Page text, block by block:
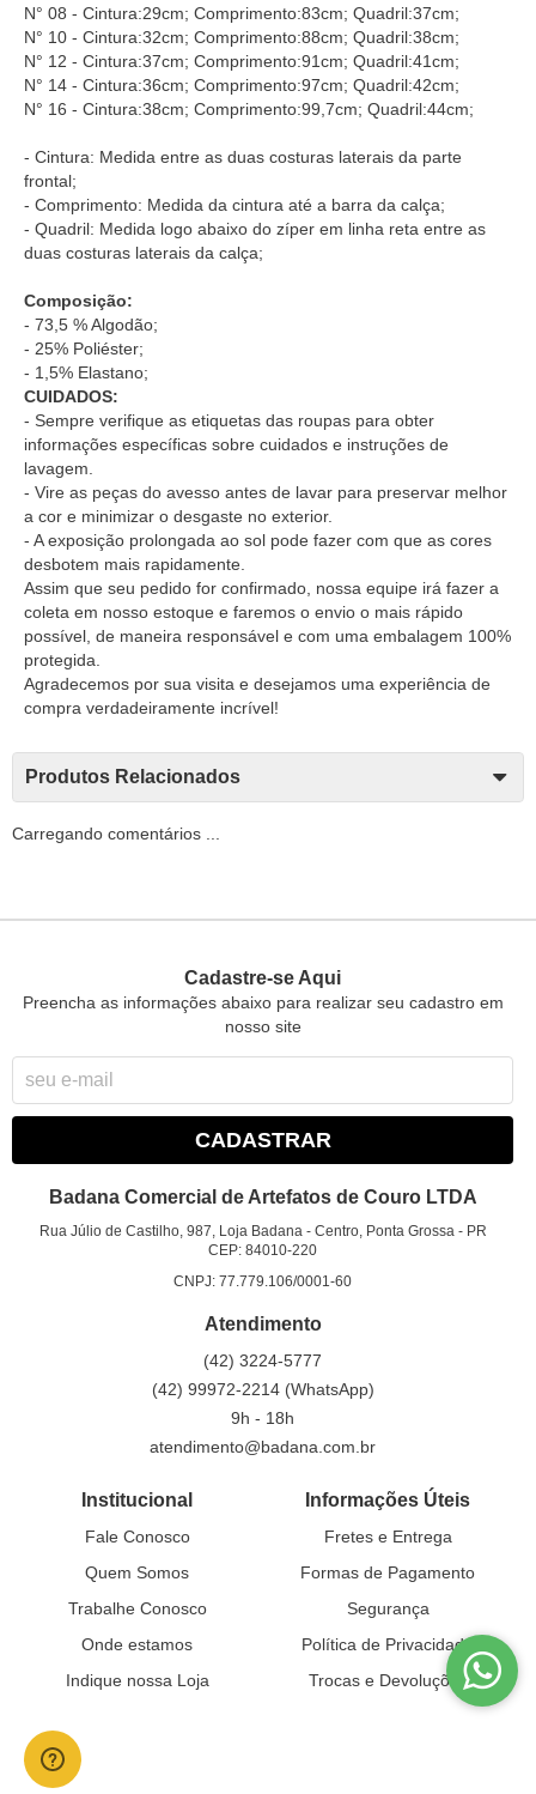
N° 08 - Cintura:29cm; Comprimento:83cm; Quadril:37cm;
N° 10 - Cintura:32cm; Comprimento:88cm; Quadril:38cm;
N° 12 - Cintura:37cm; Comprimento:91cm; Quadril:41cm;
N° 14 - Cintura:36cm; Comprimento:97cm; Quadril:42cm;
N° 16 - Cintura:38cm; Comprimento:99,7cm; Quadril:44cm;
- Cintura: Medida entre as duas costuras laterais da parte
frontal;
- Comprimento: Medida da cintura até a barra da calça;
- Quadril: Medida logo abaixo do zíper em linha reta entre as
duas costuras laterais da calça;
Composição:
- 73,5 % Algodão;
- 25% Poliéster;
- 1,5% Elastano;
CUIDADOS:
- Sempre verifique as etiquetas das roupas para obter
informações específicas sobre cuidados e instruções de
lavagem.
- Vire as peças do avesso antes de lavar para preservar melhor
a cor e minimizar o desgaste no exterior.
- A exposição prolongada ao sol pode fazer com que as cores
desbotem mais rapidamente.
Assim que seu pedido for confirmado, nossa equipe irá fazer a
coleta em nosso estoque e faremos o envio o mais rápido
possível, de maneira responsável e com uma embalagem 100%
protegida.
Agradecemos por sua visita e desejamos uma experiência de
compra verdadeiramente incrível!
Produtos Relacionados
Carregando comentários ...
Cadastre-se Aqui
Preencha as informações abaixo para realizar seu cadastro em
nosso site
CADASTRAR
Badana Comercial de Artefatos de Couro LTDA
Rua Júlio de Castilho, 987, Loja Badana - Centro, Ponta Grossa - PR
CEP: 84010-220
CNPJ: 77.779.106/0001-60
Atendimento
(42) 3224-5777
(42) 99972-2214 (WhatsApp)
9h - 18h
atendimento@badana.com.br
Institucional
Fale Conosco
Quem Somos
Trabalhe Conosco
Onde estamos
Indique nossa Loja
Informações Úteis
Fretes e Entrega
Formas de Pagamento
Segurança
Política de Privacidade
Trocas e Devoluções